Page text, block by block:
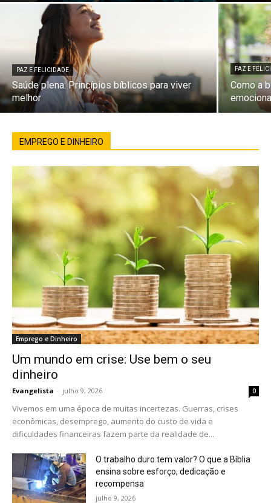
PAZ E FELICIDADE
Saúde plena: Princípios bíblicos para viver
melhor
PAZ E
Como a
EMPREGO E DINHEIRO
Emprego e Dinheiro
Um mundo em crise: Use bem o seu
dinheiro
Evangelista - julho 9, 2026 0
Vivemos em uma época de muitas incertezas. Guerras, crises
econômicas, desemprego, aumento do custo de vida e
dificuldades financeiras fazem parte da realidade de...
O trabalho duro tem valor? O que a Bíblia
ensina sobre esforço, dedicação e
recompensa
julho 9, 2026